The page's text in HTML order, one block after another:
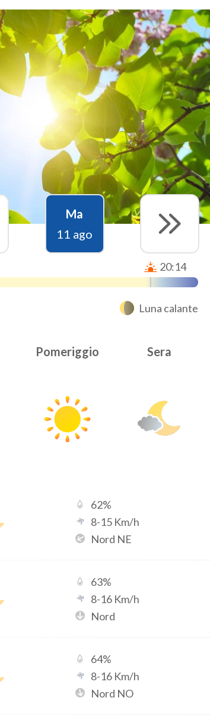
Ma
11 ago
20:14
Luna calante
Pomeriggio Sera
62%
8-15 Km/h
Nord NE
63%
8-16 Km/h
Nord
64%
8-16 Km/h
Nord NO